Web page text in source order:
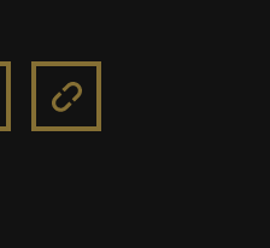
intl-
www.youtube.com/channel/
https://